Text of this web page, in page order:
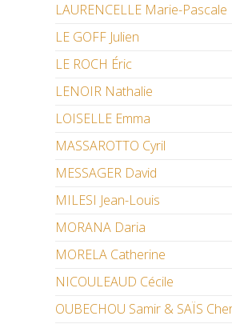
LAURENCELLE Marie-Pascale
LE GOFF Julien
LE ROCH Éric
LENOIR Nathalie
LOISELLE Emma
MASSAROTTO Cyril
MESSAGER David
MILESI Jean-Louis
MORANA Daria
MORELA Catherine
NICOULEAUD Cécile
OUBECHOU Samir & SAÏS